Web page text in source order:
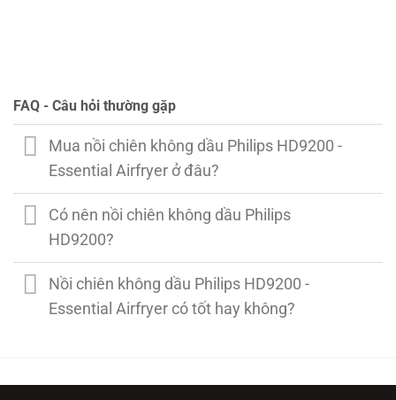
FAQ - Câu hỏi thường gặp
Mua nồi chiên không dầu Philips HD9200 -
Essential Airfryer ở đâu?
Có nên nồi chiên không dầu Philips
HD9200?
Nồi chiên không dầu Philips HD9200 -
Essential Airfryer có tốt hay không?